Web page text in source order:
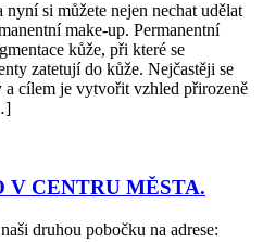
si můžete nejen nechat udělat
make-up. Permanentní
kůže, při které se
zatetují do kůže. Nejčastěji se
cílem je vytvořit vzhled přirozeně
V CENTRU MĚSTA.
druhou pobočku na adrese: